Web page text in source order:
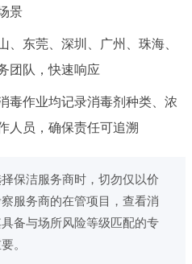
景
、东莞、深圳、广州、珠海、
团队，快速响应
毒作业均记录消毒剂种类、浓
人员，确保责任可追溯
择保洁服务商时，切勿仅以价
服务商的在管项目，查看消
备与场所风险等级匹配的专
。